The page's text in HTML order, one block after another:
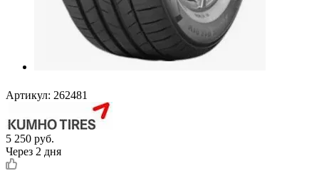
Артикул: 262481
5 250 руб.
Через 2 дня